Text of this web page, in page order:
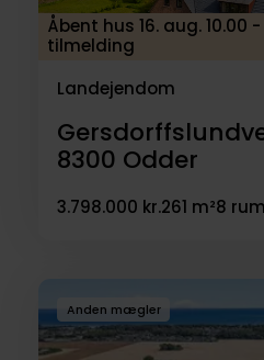
Åbent hus 16. aug. 10.00
tilmelding
Landejendom
8300 Odder
3.798.000 kr.261 m²8 rum
Anden mægler